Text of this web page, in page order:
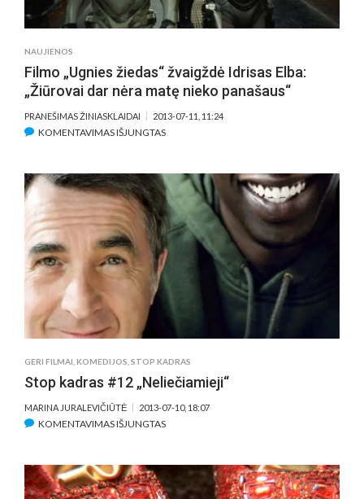
NAUJIENOS
Filmo „Ugnies žiedas“ žvaigždė Idrisas Elba:
„Žiūrovai dar nėra matę nieko panašaus“
PRANEŠIMAS ŽINIASKLAIDAI 2013-07-11, 11:24
KOMENTAVIMAS IŠJUNGTASĮRAŠE
ŽIEDAS“
ŽVAIGŽDĖ
IDRISAS
ELBA:
„ŽIŪROVAI
MATĘ
NIEKO
PANAŠAUS“
GERI FILMAI,KOMEDIJOS,STOP KADRAS
Stop kadras #12 „Neliečiamieji“
MARINA JURALEVIČIŪTĖ 2013-07-10, 18:07
KOMENTAVIMAS IŠJUNGTASĮRAŠE
„NELIEČIAMIEJI“